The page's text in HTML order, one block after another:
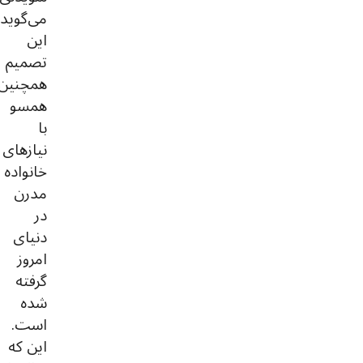
می‌گوید
این
تصمیم
همسو
با
نیازهای
خانواده
مدرن
در
دنیای
امروز
گرفته
شده
است.
این که